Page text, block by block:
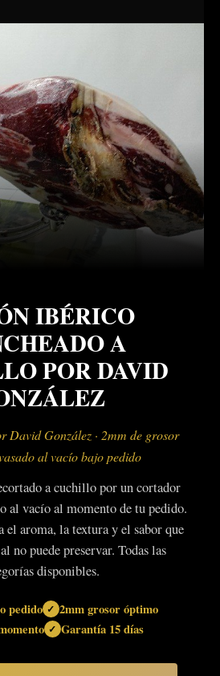
IBÉRICO
A
POR DAVID
David González · 2mm de grosor
al vacío bajo pedido
a cuchillo por un cortador
al vacío al momento de tu pedido.
el aroma, la textura y el sabor que
no puede preservar. Todas las
disponibles.
pedido
2mm grosor óptimo
Garantía 15 días